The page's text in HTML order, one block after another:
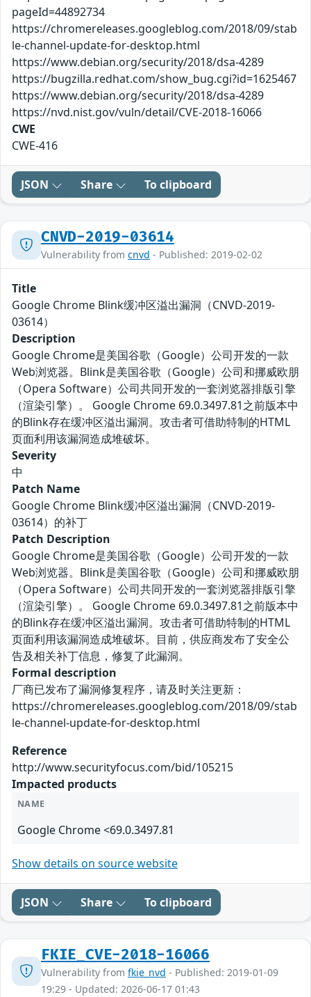
pageId=44892734
https://chromereleases.googleblog.com/2018/09/stab
le-channel-update-for-desktop.html
https://www.debian.org/security/2018/dsa-4289
https://bugzilla.redhat.com/show_bug.cgi?id=1625467
https://www.debian.org/security/2018/dsa-4289
https://nvd.nist.gov/vuln/detail/CVE-2018-16066
CWE
CWE-416
JSON Share To clipboard
CNVD-2019-03614
Vulnerability from cnvd - Published: 2019-02-02
Title
Google Chrome Blink缓冲区溢出漏洞（CNVD-2019-
03614）
Description
Google Chrome是美国谷歌（Google）公司开发的一款
Web浏览器。Blink是美国谷歌（Google）公司和挪威欧朋
（Opera Software）公司共同开发的一套浏览器排版引擎
（渲染引擎）。 Google Chrome 69.0.3497.81之前版本中
的Blink存在缓冲区溢出漏洞。攻击者可借助特制的HTML
页面利用该漏洞造成堆破坏。
Severity
中
Patch Name
Google Chrome Blink缓冲区溢出漏洞（CNVD-2019-
03614）的补丁
Patch Description
Google Chrome是美国谷歌（Google）公司开发的一款
Web浏览器。Blink是美国谷歌（Google）公司和挪威欧朋
（Opera Software）公司共同开发的一套浏览器排版引擎
（渲染引擎）。 Google Chrome 69.0.3497.81之前版本中
的Blink存在缓冲区溢出漏洞。攻击者可借助特制的HTML
页面利用该漏洞造成堆破坏。目前，供应商发布了安全公
告及相关补丁信息，修复了此漏洞。
Formal description
厂商已发布了漏洞修复程序，请及时关注更新：
https://chromereleases.googleblog.com/2018/09/stab
le-channel-update-for-desktop.html
Reference
http://www.securityfocus.com/bid/105215
Impacted products
NAME
Google Chrome <69.0.3497.81
Show details on source website
JSON Share To clipboard
FKIE_CVE-2018-16066
Vulnerability from fkie_nvd - Published: 2019-01-09
19:29 - Updated: 2026-06-17 01:43